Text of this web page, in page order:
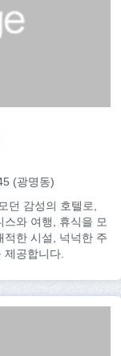
(광명동)
던 감성의 호텔로,
와 여행, 휴식을 모
적한 시설, 넉넉한 주
공합니다.